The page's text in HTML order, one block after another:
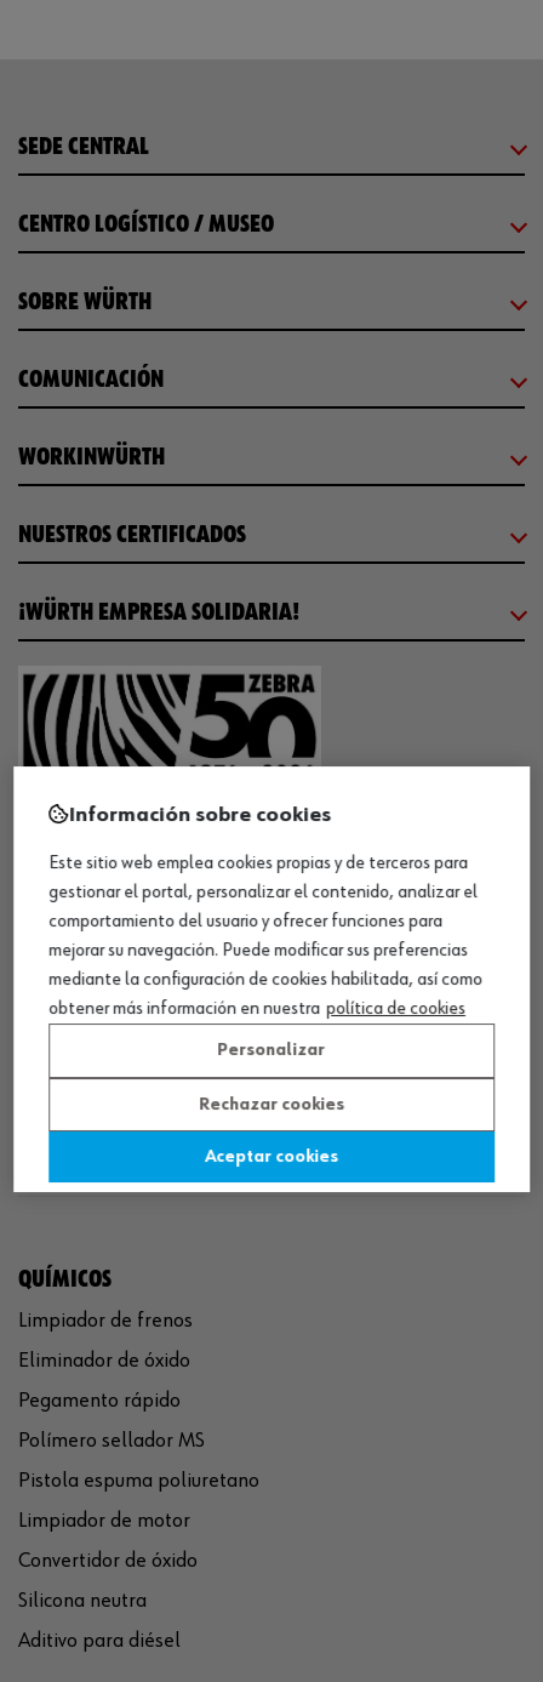
SEDE CENTRAL
CENTRO LOGÍSTICO / MUSEO
SOBRE WÜRTH
COMUNICACIÓN
WORKINWÜRTH
NUESTROS CERTIFICADOS
¡WÜRTH EMPRESA SOLIDARIA!
¡DESCARGA NUESTRA APP!
MÉTODOS DE PAGO
QUÍMICOS
Limpiador de frenos
Eliminador de óxido
Pegamento rápido
Polímero sellador MS
Pistola espuma poliuretano
Limpiador de motor
Convertidor de óxido
Silicona neutra
Aditivo para diésel
Información sobre cookies
Este sitio web emplea cookies propias y de terceros para
gestionar el portal, personalizar el contenido, analizar el
comportamiento del usuario y ofrecer funciones para
mejorar su navegación. Puede modificar sus preferencias
mediante la configuración de cookies habilitada, así como
obtener más información en nuestra política de cookies
Personalizar
Rechazar cookies
Aceptar cookies